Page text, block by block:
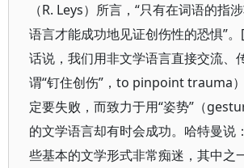
（R. Leys）所言，“只有在词语的指
语言才能成功地见证创伤性的恐惧”
话说，我们用非文学语言直接交流、
谓“钉住创伤”，to pinpoint trauma
定要失败，而致力于用“姿势”（
的文学语言却有时会成功。哈特曼说
些基本的文学形式非常痴迷，其中之